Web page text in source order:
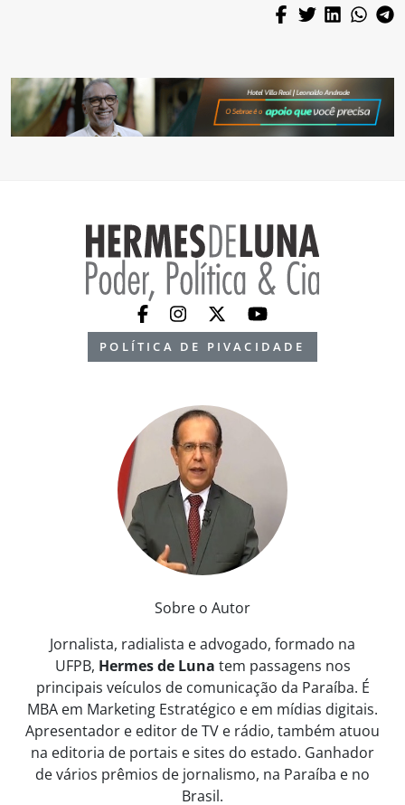
POLÍTICA DE PIVACIDADE
Sobre o Autor
Jornalista, radialista e advogado, formado na
UFPB, Hermes de Luna tem passagens nos
principais veículos de comunicação da Paraíba. É
MBA em Marketing Estratégico e em mídias digitais.
Apresentador e editor de TV e rádio, também atuou
na editoria de portais e sites do estado. Ganhador
de vários prêmios de jornalismo, na Paraíba e no
Brasil.